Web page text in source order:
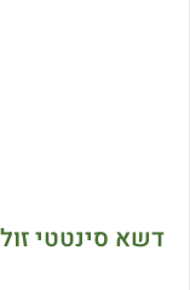
דשא סינטטי